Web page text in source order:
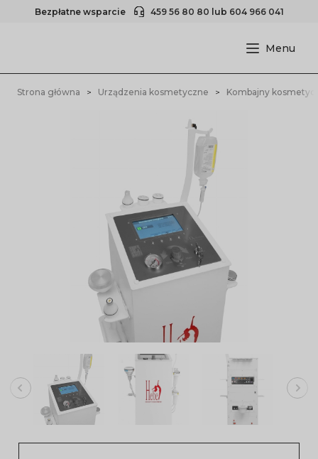
Bezpłatne wsparcie 459 56 80 80 lub 604 966 041
Strona główna Urządzenia kosmetyczne Kombajny